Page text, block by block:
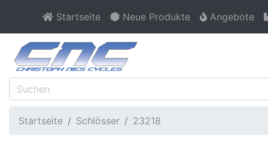
Startseite Neue Produkte Angebote
Startseite Schlösser 23218